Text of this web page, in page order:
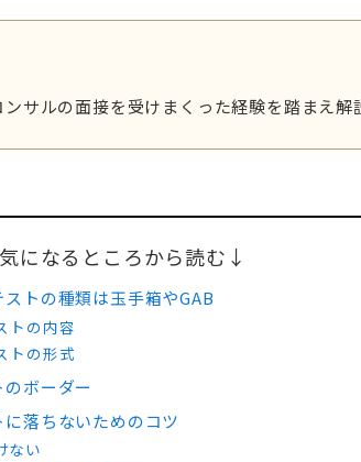
サルの面接を受けまくった経験を踏まえ解
気になるところから読む↓
トの種類は玉手箱やGAB
トの内容
トの形式
ボーダー
落ちないためのコツ
ない